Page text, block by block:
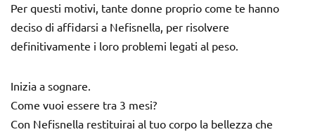
Per questi motivi, tante donne proprio come te hanno
deciso di affidarsi a Nefisnella, per risolvere
definitivamente i loro problemi legati al peso.
Inizia a sognare.
Come vuoi essere tra 3 mesi?
Con Nefisnella restituirai al tuo corpo la bellezza che